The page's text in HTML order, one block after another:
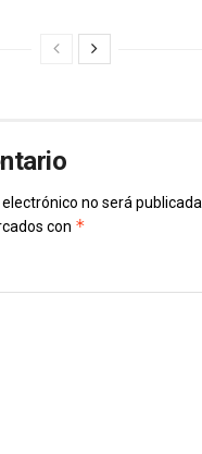
no será publicada.
con *